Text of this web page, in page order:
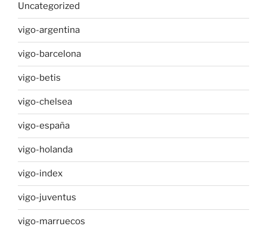
Uncategorized
vigo-argentina
vigo-barcelona
vigo-betis
vigo-chelsea
vigo-españa
vigo-holanda
vigo-index
vigo-juventus
vigo-marruecos